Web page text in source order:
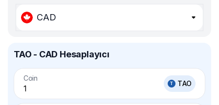
CAD
TAO - CAD Hesaplayıcı
Coin
TAO